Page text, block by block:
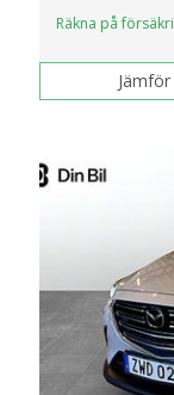
Räkna på
Jämför